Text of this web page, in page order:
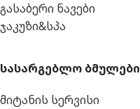
გასაბერი ნავები
ჯაკუზი&სპა
სასარგებლო ბმულები
მიტანის სერვისი